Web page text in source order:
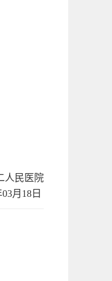
人民医院
03月 18 日